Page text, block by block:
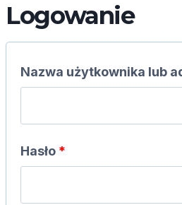
Logowanie
Nazwa użytkownika lub
Hasło *